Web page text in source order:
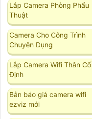
Lắp Camera Phòng Phẩu
Thuật
Camera Cho Công Trình
Chuyên Dụng
Lắp Camera Wifi Thân Cố
Định
Bản báo giá camera wifi
ezviz mới